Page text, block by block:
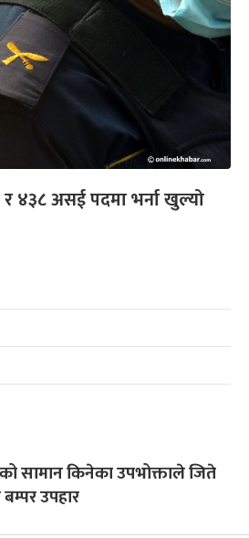
र ४३८ असई पदमा भर्ना खुल्यो
सामान किनेका उपभोक्ताले जिते
उपहार